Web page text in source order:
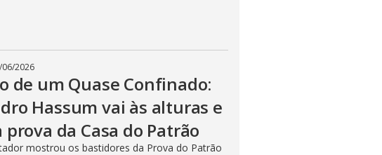
06/2026
de um Quase Confinado:
Hassum vai às alturas e
da Casa do Patrão
mostrou os bastidores da Prova do Patrão